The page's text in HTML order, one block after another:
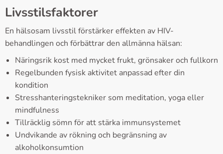
Livsstilsfaktorer
En hälsosam livsstil förstärker effekten av HIV-
behandlingen och förbättrar den allmänna hälsan:
Näringsrik kost med mycket frukt, grönsaker och fullkorn
Regelbunden fysisk aktivitet anpassad efter din
kondition
Stresshanteringstekniker som meditation, yoga eller
mindfulness
Tillräcklig sömn för att stärka immunsystemet
Undvikande av rökning och begränsning av
alkoholkonsumtion